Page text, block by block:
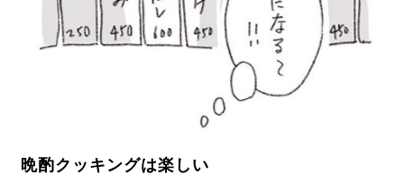
晩酌クッキングは楽しい